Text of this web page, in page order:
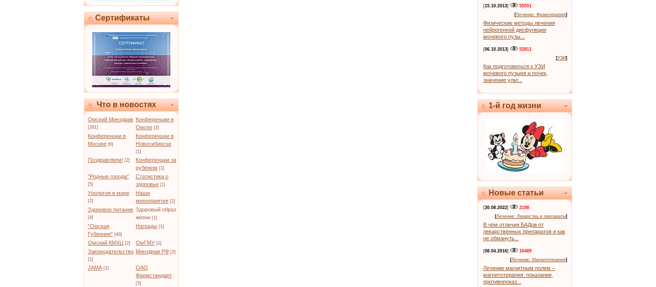
Сертификаты
Что в новостях
Омский Минздрав
[281]
Конференции в
Омске [2]
Конференции в
Москве [6]
Конференции в
Новосибирске
[1]
Поздравляем! [2]
Конференции за
рубежом [1]
"Родные города"
[5]
Статистика о
здоровье [1]
Урология в мире
[2]
Наши
мероприятия [2]
Здоровое питание
[4]
Здоровый образ
жизни [1]
"Омская
Губерния" [40]
Награды [1]
Омский КМХЦ [2] ОмГМУ [2]
Законодательство
[1]
Минздрав РФ [2]
JAMA [1]
ОАО
Фармстандарт
[3]
[15.10.2013]
55551
[Лечение: Физиотерапия]
Физические методы лечения
нейрогенной дисфункции
мочевого пузы...
[06.10.2013]
52811
[УЗИ]
Как подготовиться к УЗИ
мочевого пузыря и почек,
значение ульт...
1-й год жизни
Новые статьи
[30.08.2022]
2198
[Лечение: Лекарства и препараты]
В чём отличия БАДов от
лекарственных препаратов и как
не обмануть...
[08.04.2016]
10489
[Лечение: Магнитотерапия]
Лечение магнитным полем –
магнитотерапия: показания,
противопоказ...